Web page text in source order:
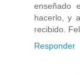
enseñado
hacerlo, y
recibido.
Responder